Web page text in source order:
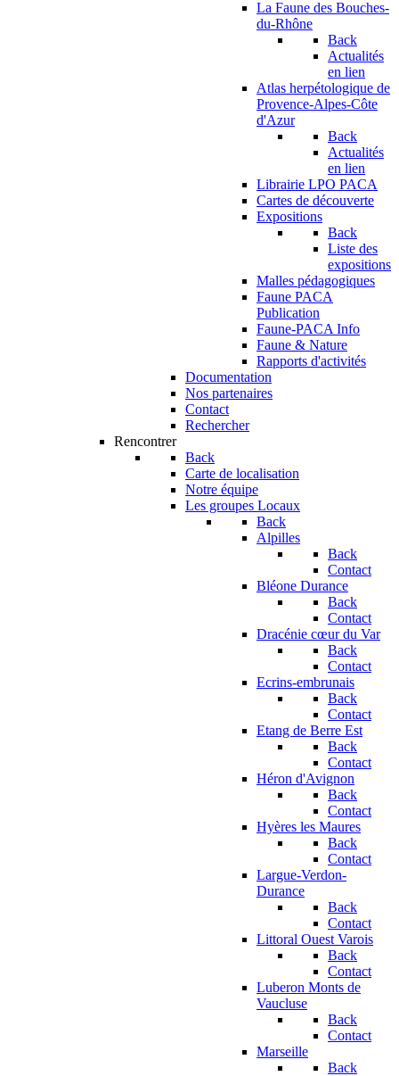
La Faune des Bouches-
du-Rhône
Back
Actualités
en lien
Atlas herpétologique de
Provence-Alpes-Côte
d'Azur
Back
Actualités
en lien
Librairie LPO PACA
Cartes de découverte
Expositions
Back
Liste des
expositions
Malles pédagogiques
Faune PACA
Publication
Faune-PACA Info
Faune & Nature
Rapports d'activités
Documentation
Nos partenaires
Contact
Rechercher
Rencontrer
Back
Carte de localisation
Notre équipe
Les groupes Locaux
Back
Alpilles
Back
Contact
Bléone Durance
Back
Contact
Dracénie cœur du Var
Back
Contact
Ecrins-embrunais
Back
Contact
Etang de Berre Est
Back
Contact
Héron d'Avignon
Back
Contact
Hyères les Maures
Back
Contact
Largue-Verdon-
Durance
Back
Contact
Littoral Ouest Varois
Back
Contact
Luberon Monts de
Vaucluse
Back
Contact
Marseille
Back